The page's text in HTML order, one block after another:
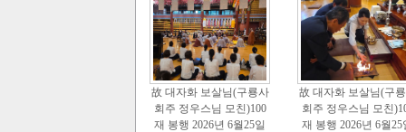
故 대자화 보살님(구룡사
회주 정우스님 모친)100
재 봉행 2026년 6월25일
故 대자화 보살님(구
회주 정우스님 모친
재 봉행 2026년 6월25